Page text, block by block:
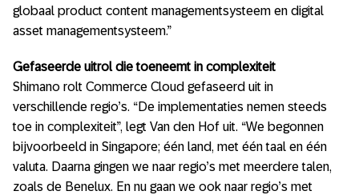
globaal product content managementsysteem en digital
asset managementsysteem.”
Gefaseerde uitrol die toeneemt in complexiteit
Shimano rolt Commerce Cloud gefaseerd uit in
verschillende regio’s. “De implementaties nemen steeds
toe in complexiteit”, legt Van den Hof uit. “We begonnen
bijvoorbeeld in Singapore; één land, met één taal en één
valuta. Daarna gingen we naar regio’s met meerdere talen,
zoals de Benelux. En nu gaan we ook naar regio’s met